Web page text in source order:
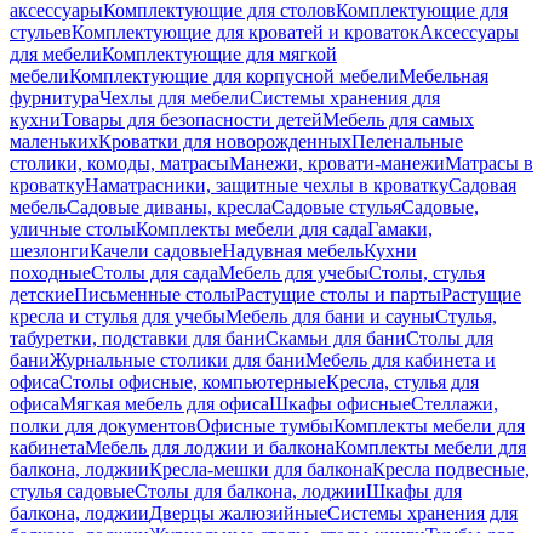
аксессуарыКомплектующие для столовКомплектующие для
стульевКомплектующие для кроватей и кроватокАксессуары
для мебелиКомплектующие для мягкой
мебелиКомплектующие для корпусной мебелиМебельная
фурнитураЧехлы для мебелиСистемы хранения для
кухниТовары для безопасности детейМебель для самых
маленькихКроватки для новорожденныхПеленальные
столики, комоды, матрасыМанежи, кровати-манежиМатрасы в
кроваткуНаматрасники, защитные чехлы в кроваткуСадовая
мебельСадовые диваны, креслаСадовые стульяСадовые,
уличные столыКомплекты мебели для садаГамаки,
шезлонгиКачели садовыеНадувная мебельКухни
походныеСтолы для садаМебель для учебыСтолы, стулья
детскиеПисьменные столыРастущие столы и партыРастущие
кресла и стулья для учебыМебель для бани и сауныСтулья,
табуретки, подставки для баниСкамьи для баниСтолы для
баниЖурнальные столики для баниМебель для кабинета и
офисаСтолы офисные, компьютерныеКресла, стулья для
офисаМягкая мебель для офисаШкафы офисныеСтеллажи,
полки для документовОфисные тумбыКомплекты мебели для
кабинетаМебель для лоджии и балконаКомплекты мебели для
балкона, лоджииКресла-мешки для балконаКресла подвесные,
стулья садовыеСтолы для балкона, лоджииШкафы для
балкона, лоджииДверцы жалюзийныеСистемы хранения для